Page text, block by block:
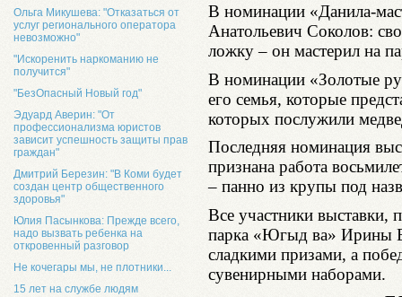
Ольга Микушева: "Отказаться от
услуг регионального оператора
невозможно"
"Искоренить наркоманию не
получится"
"БезОпасный Новый год"
Эдуард Аверин: "От
профессионализма юристов
зависит успешность защиты прав
граждан"
Дмитрий Березин: "В Коми будет
создан центр общественного
здоровья"
Юлия Пасынкова: Прежде всего,
надо вызвать ребенка на
откровенный разговор
Не кочегары мы, не плотники...
15 лет на службе людям
В номинации «Данила-
Анатольевич Соколов:
ложку – он мастерил на
В номинации «Золотые
его семья, которые
которых послужили
Последняя номинация
признана работа
– панно из крупы под
Все участники выставки,
парка «Югыд ва» Ирины
сладкими призами, а
сувенирными наборами.